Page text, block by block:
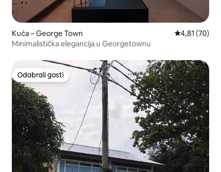
Kuća – George Town Prosječna
4,81 (70)
Minimalistička elegancija u Georgetownu
Odabrali gosti
Odabrali gosti